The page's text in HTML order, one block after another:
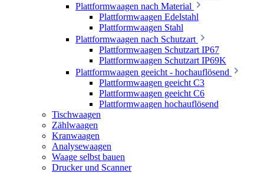
Plattformwaagen nach Material
Plattformwaagen Edelstahl
Plattformwaagen Stahl
Plattformwaagen nach Schutzart
Plattformwaagen Schutzart IP67
Plattformwaagen Schutzart IP69K
Plattformwaagen geeicht - hochauflösend
Plattformwaagen geeicht C3
Plattformwaagen geeicht C6
Plattformwaagen hochauflösend
Tischwaagen
Zählwaagen
Kranwaagen
Analysewaagen
Waage selbst bauen
Drucker und Scanner